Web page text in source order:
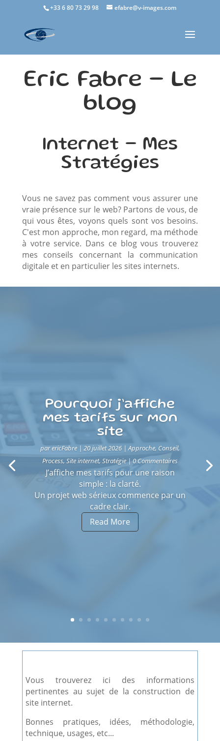
+33 6 80 73 29 98 efabre@v-images.com
Eric Fabre - Le
blog
Internet - Mes
Stratégies
Vous ne savez pas comment vous assurer une
vraie présence sur le web? Partons de vous, de
qui vous êtes, voyons quels sont vos besoins.
C'est mon approche, mon regard, ma méthode
à votre service. Dans ce blog vous trouverez
mes conseils concernant la communication
digitale et en particulier les sites internets.
Pourquoi j’affiche
mes tarifs sur mon
site
parericFabre | 20 juillet 2026 |Approche, Conseil,
Process, Site internet, Stratégie| 0 Commentaires
J’affiche mes tarifs pour une raison
simple : la clarté.
Un projet web sérieux commence par un
cadre clair.
Read More
Vous trouverez ici des informations
pertinentes au sujet de la construction de
site internet.
Bonnes pratiques, idées, méthodologie,
technique, usages, etc...